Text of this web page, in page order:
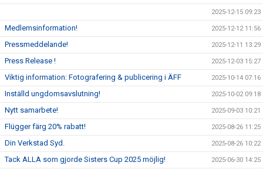
2025-12-15 09:23
Medlemsinformation! 2025-12-12 11:56
Pressmeddelande! 2025-12-11 13:29
Press Release ! 2025-12-03 15:27
Viktig information: Fotografering & publicering i ÄFF 2025-10-14 07:16
Inställd ungdomsavslutning! 2025-10-02 09:18
Nytt samarbete! 2025-09-03 10:21
Flügger färg 20% rabatt! 2025-08-26 11:25
Din Verkstad Syd. 2025-08-26 10:22
Tack ALLA som gjorde Sisters Cup 2025 möjlig! 2025-06-30 14:25